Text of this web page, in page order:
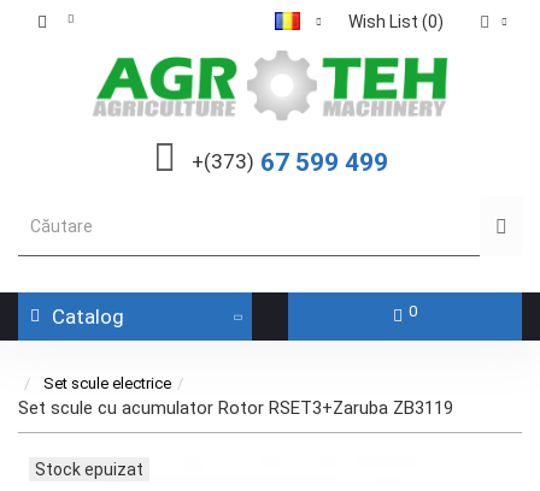
Wish List (0)
+(373) 67 599 499
Catalog 0
Set scule electrice
Set scule cu acumulator Rotor RSET3+Zaruba ZB3119
Stock epuizat